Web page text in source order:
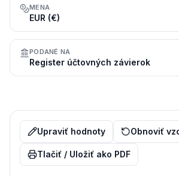
MENA
EUR (€)
PODANÉ NA
Register účtovných závierok
Upraviť hodnoty Obnoviť
Tlačiť / Uložiť ako PDF